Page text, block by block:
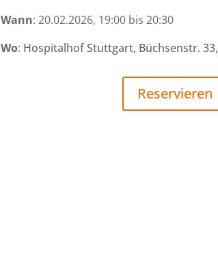
Wann: 20.02.2026, 19:00 bis 20:30
Wo: Hospitalhof Stuttgart, Büchsenstr. 33,
Reservieren